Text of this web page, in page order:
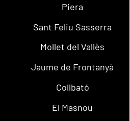
Piera
Sant Feliu Sasserra
Mollet del Vallès
Jaume de Frontanyà
Collbató
El Masnou